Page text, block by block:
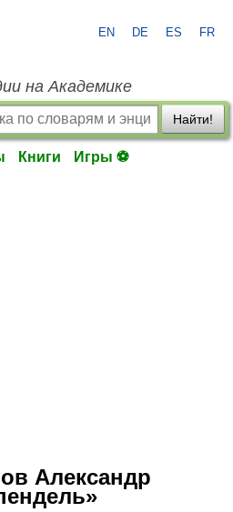
EN DE ES FR
на Академике
Найти!
Книги Игры ⚽
Александр